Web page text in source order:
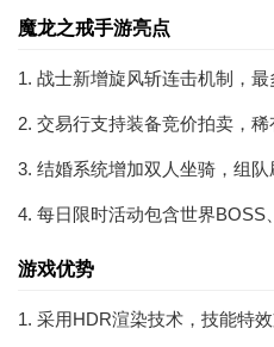
魔龙之戒手游亮点
1. 战士新增旋风斩连击机制，最
2. 交易行支持装备竞价拍卖，稀
3. 结婚系统增加双人坐骑，组队
4. 每日限时活动包含世界BOSS
游戏优势
1. 采用HDR渲染技术，技能特